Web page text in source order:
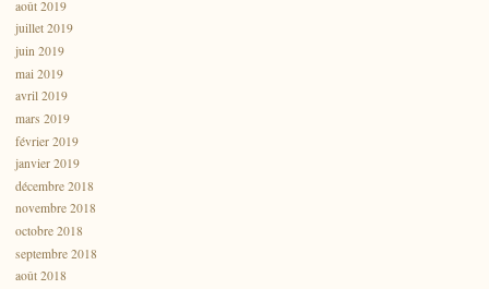
août 2019
juillet 2019
juin 2019
mai 2019
avril 2019
mars 2019
février 2019
janvier 2019
décembre 2018
novembre 2018
octobre 2018
septembre 2018
août 2018